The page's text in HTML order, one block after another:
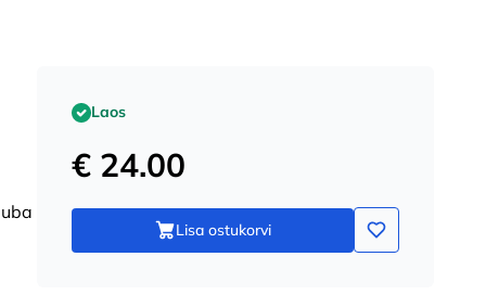
Laos
€ 24.00
Lisa ostukorvi